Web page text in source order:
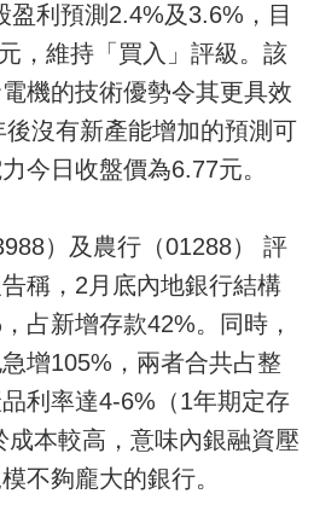
盈利預測2.4%及3.6%，目
，維持「買入」評級。該
機的技術優勢令其更具效
沒有新產能增加的預測可
今日收盤價為6.77元。
）及農行（01288） 評
稱，2月底內地銀行結構
占新增存款42%。同時，
增105%，兩者合共占整
利率達4-6%（1年期定存
本較高，意味內銀融資壓
不夠龐大的銀行。